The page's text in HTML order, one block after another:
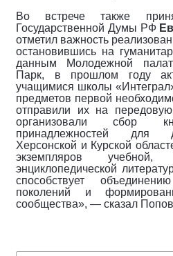
Во встрече также
Государственной Думы РФ
отметил важность
остановившись на
данным Молодежной
Парк, в прошлом году
учащимися школы
предметов первой
отправили их на
организовали сбор
принадлежностей для
Херсонской и Курской
экземпляров учебной,
энциклопедической
способствует
поколений и
сообщества», — сказал